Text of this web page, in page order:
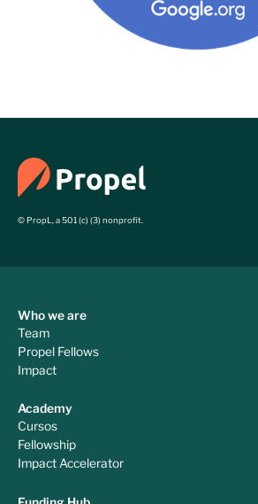
© PropL, a 501 (c) (3) nonprofit.
Who we are
Team
Propel Fellows
Impact
Academy
Cursos
Fellowship
Impact Accelerator